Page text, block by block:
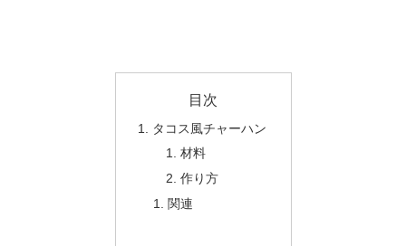
目次
タコス風チャーハン
材料
作り方
関連